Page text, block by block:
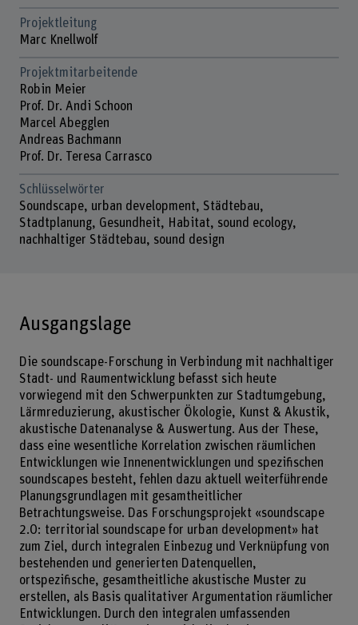
Projektleitung
Marc Knellwolf
Projektmitarbeitende
Robin Meier
Prof. Dr. Andi Schoon
Marcel Abegglen
Andreas Bachmann
Prof. Dr. Teresa Carrasco
Schlüsselwörter
Soundscape, urban development, Städtebau,
Stadtplanung, Gesundheit, Habitat, sound ecology,
nachhaltiger Städtebau, sound design
Ausgangslage
Die soundscape-Forschung in Verbindung mit nachhaltiger
Stadt- und Raumentwicklung befasst sich heute
vorwiegend mit den Schwerpunkten zur Stadtumgebung,
Lärmreduzierung, akustischer Ökologie, Kunst & Akustik,
akustische Datenanalyse & Auswertung. Aus der These,
dass eine wesentliche Korrelation zwischen räumlichen
Entwicklungen wie Innenentwicklungen und spezifischen
soundscapes besteht, fehlen dazu aktuell weiterführende
Planungsgrundlagen mit gesamtheitlicher
Betrachtungsweise. Das Forschungsprojekt «soundscape
2.0: territorial soundscape for urban development» hat
zum Ziel, durch integralen Einbezug und Verknüpfung von
bestehenden und generierten Datenquellen,
ortspezifische, gesamtheitliche akustische Muster zu
erstellen, als Basis qualitativer Argumentation räumlicher
Entwicklungen. Durch den integralen umfassenden